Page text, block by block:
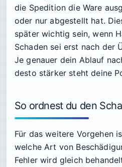
die Spedition die Ware
oder nur abgestellt hat.
später wichtig sein, wenn
Schaden sei erst nach der
Je genauer dein Ablauf
desto stärker steht deine
So ordnest du den
Für das weitere Vorgehen
welche Art von
Fehler wird gleich